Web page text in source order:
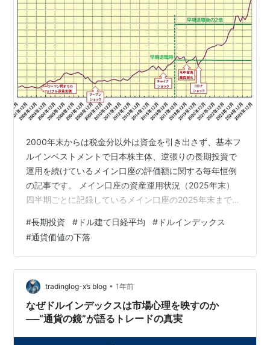
2000年末からは税金分以外は資金を引き出さず、基本フ
ルインベストメントで日本株主体、逆張りの長期投資で
運用を続けているメイン口座の評価額に関する毎年恒例
の記事です。 メイン口座の資産運用状況（2025年末）
四半期ごとに記録しているメイン口座の2025年末までの
値は生々しいのでカット）。フルインベストメントで株
式市場全体の影響をもろに受けるので、評価額が落ち込
んだ時の理由をグラフに追記している。 昨年は後半から
成績が伸び、2025年末の評価額は2024年末比で
+26.0%、2000年末比で10.54倍、運用開始以降の実質的
な元本比で30.29…
#長期投資 # ドル建て日経平均 # ドルインデックス
#通貨価値の下落
tradinglog-x’s blog • 1年前
なぜドルインデックスは市場心理を映すのか
──“通貨の鏡”が語るトレードの真実